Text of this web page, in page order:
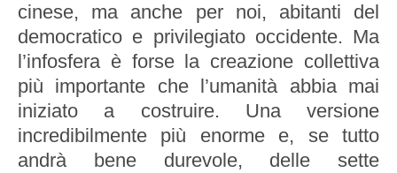
cinese, ma anche per noi, abitanti del
democratico e privilegiato occidente. Ma
l’infosfera è forse la creazione collettiva
più importante che l’umanità abbia mai
iniziato a costruire. Una versione
incredibilmente più enorme e, se tutto
andrà bene durevole, delle sette